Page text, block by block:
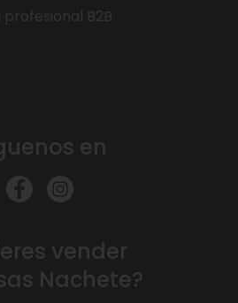
profesional B2B
en
vender
Nachete?